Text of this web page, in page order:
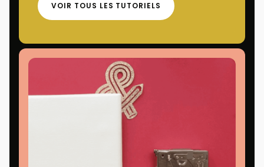
VOIR TOUS LES TUTORIELS